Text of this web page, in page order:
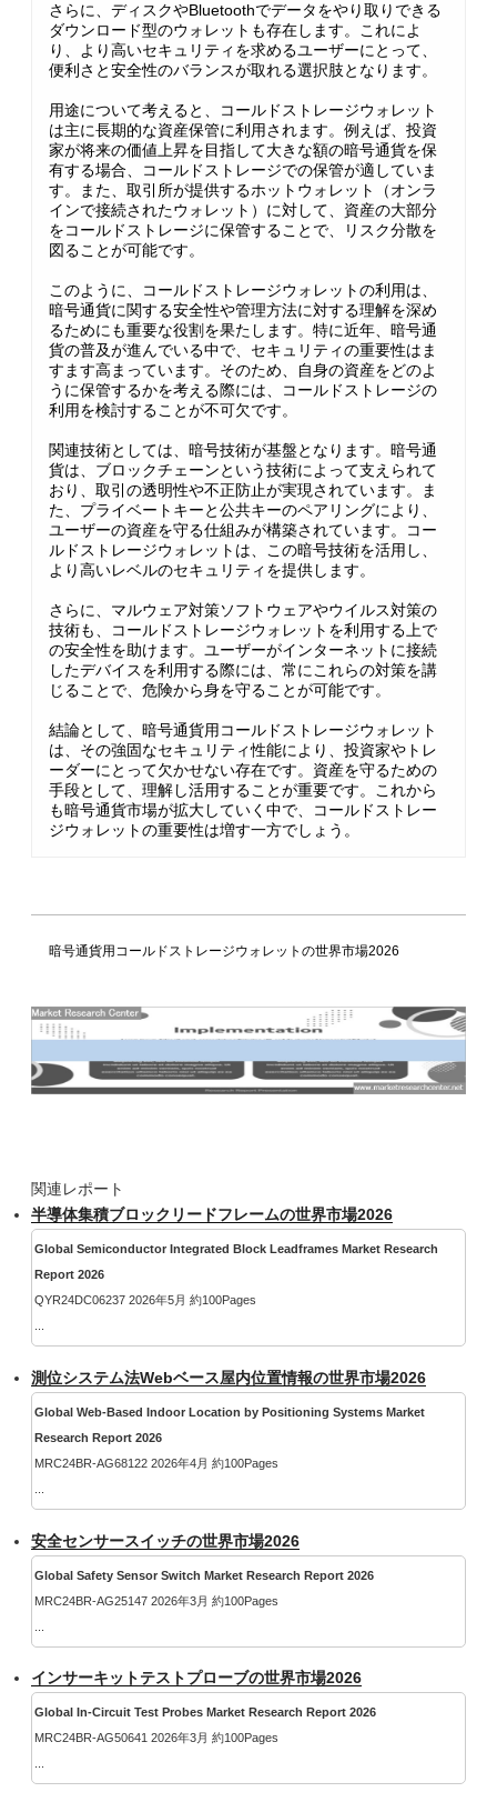
さらに、ディスクやBluetoothでデータをやり取りできる
ダウンロード型のウォレットも存在します。これによ
り、より高いセキュリティを求めるユーザーにとって、
便利さと安全性のバランスが取れる選択肢となります。
用途について考えると、コールドストレージウォレット
は主に長期的な資産保管に利用されます。例えば、投資
家が将来の価値上昇を目指して大きな額の暗号通貨を保
有する場合、コールドストレージでの保管が適していま
す。また、取引所が提供するホットウォレット（オンラ
インで接続されたウォレット）に対して、資産の大部分
をコールドストレージに保管することで、リスク分散を
図ることが可能です。
このように、コールドストレージウォレットの利用は、
暗号通貨に関する安全性や管理方法に対する理解を深め
るためにも重要な役割を果たします。特に近年、暗号通
貨の普及が進んでいる中で、セキュリティの重要性はま
すます高まっています。そのため、自身の資産をどのよ
うに保管するかを考える際には、コールドストレージの
利用を検討することが不可欠です。
関連技術としては、暗号技術が基盤となります。暗号通
貨は、ブロックチェーンという技術によって支えられて
おり、取引の透明性や不正防止が実現されています。ま
た、プライベートキーと公共キーのペアリングにより、
ユーザーの資産を守る仕組みが構築されています。コー
ルドストレージウォレットは、この暗号技術を活用し、
より高いレベルのセキュリティを提供します。
さらに、マルウェア対策ソフトウェアやウイルス対策の
技術も、コールドストレージウォレットを利用する上で
の安全性を助けます。ユーザーがインターネットに接続
したデバイスを利用する際には、常にこれらの対策を講
じることで、危険から身を守ることが可能です。
結論として、暗号通貨用コールドストレージウォレット
は、その強固なセキュリティ性能により、投資家やトレ
ーダーにとって欠かせない存在です。資産を守るための
手段として、理解し活用することが重要です。これから
も暗号通貨市場が拡大していく中で、コールドストレー
ジウォレットの重要性は増す一方でしょう。
暗号通貨用コールドストレージウォレットの世界市場2026
関連レポート
半導体集積ブロックリードフレームの世界市場2026
Global Semiconductor Integrated Block Leadframes Market Research
Report 2026
QYR24DC06237 2026年5月 約100Pages
測位システム法Webベース屋内位置情報の世界市場2026
Global Web-Based Indoor Location by Positioning Systems Market
Research Report 2026
MRC24BR-AG68122 2026年4月 約100Pages
安全センサースイッチの世界市場2026
Global Safety Sensor Switch Market Research Report 2026
MRC24BR-AG25147 2026年3月 約100Pages
インサーキットテストプローブの世界市場2026
Global In-Circuit Test Probes Market Research Report 2026
MRC24BR-AG50641 2026年3月 約100Pages